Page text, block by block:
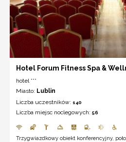
Hotel Forum Fitness Spa &
hotel ***
Miasto: Lublin
Liczba uczestników: 140
Liczba miejsc noclegowych: 56
Trzygwiazdkowy obiekt konferencyjny,